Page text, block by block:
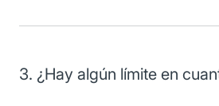
3. ¿Hay algún límite en